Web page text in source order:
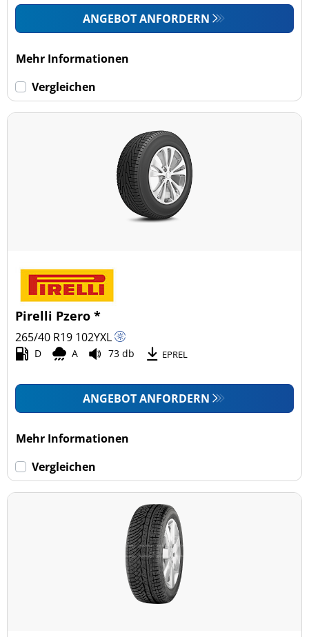
ANGEBOT ANFORDERN
Mehr Informationen
Vergleichen
Pirelli Pzero *
265/40 R19 102YXL
D A 73 db EPREL
ANGEBOT ANFORDERN
Mehr Informationen
Vergleichen